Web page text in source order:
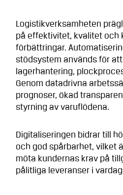
Logistikverksamheten
på effektivitet, kvalitet och
förbättringar.
stödsystem används för
lagerhantering,
Genom datadrivna
prognoser, ökad
styrning av varuflödena.
Digitaliseringen bidrar till
och god spårbarhet, vilket
möta kundernas krav på
pålitliga leveranser i